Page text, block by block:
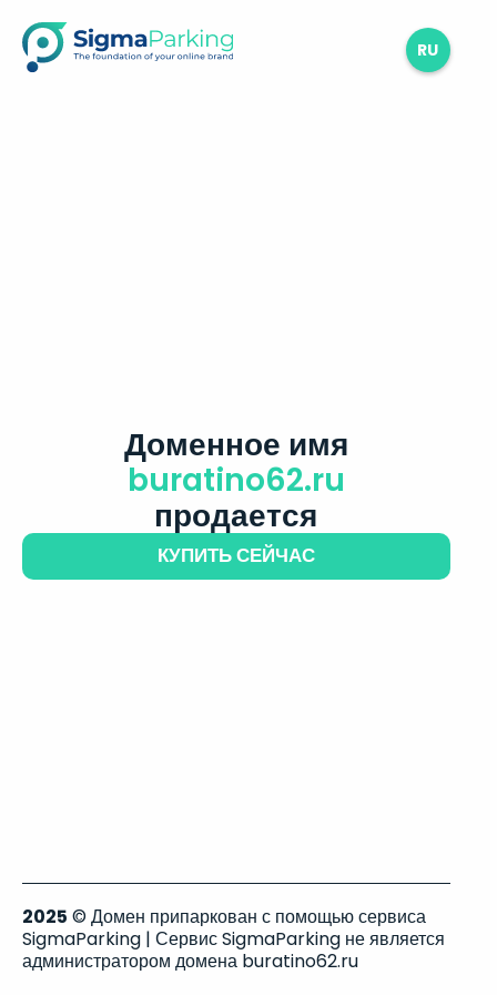
RU
Доменное имя
buratino62.ru
продается
КУПИТЬ СЕЙЧАС
2025 © Домен припаркован с помощью сервиса
SigmaParking | Сервис SigmaParking не является
администратором домена buratino62.ru